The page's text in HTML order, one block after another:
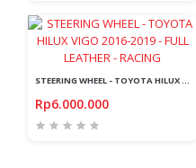
Rp6.000.000